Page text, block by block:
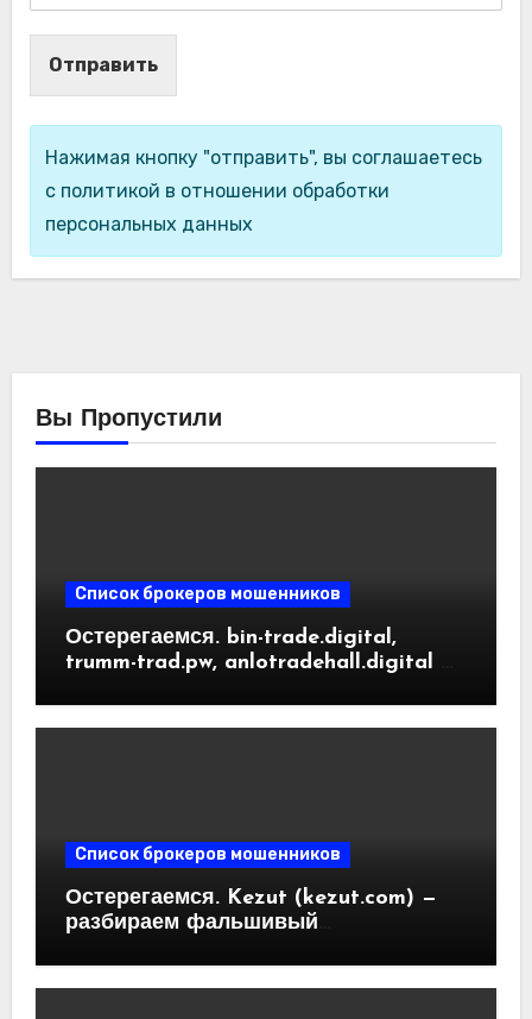
Отправить
Нажимая кнопку "отправить", вы соглашаетесь
с политикой в отношении обработки
персональных данных
Вы Пропустили
Список брокеров мошенников
Остерегаемся. bin-trade.digital,
trumm-trad.pw, anlotradehall.digital —
криптобирж. Как вернуть деньги.
Список брокеров мошенников
Остерегаемся. Kezut (kezut.com) —
разбираем фальшивый